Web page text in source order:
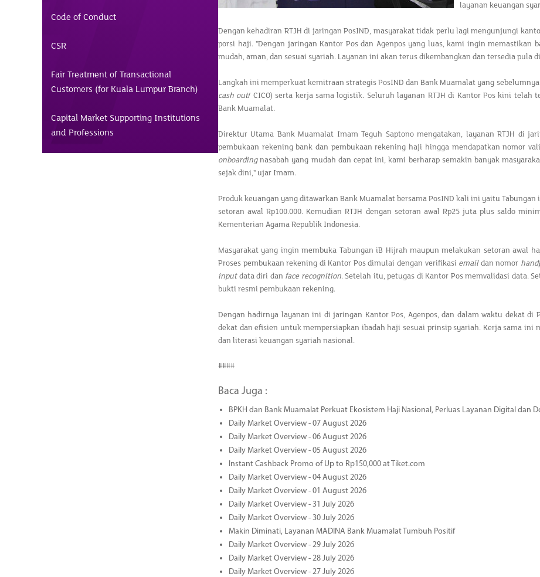
Code of Conduct
CSR
Fair Treatment of Transactional
Customers (for Kuala Lumpur Branch)
Capital Market Supporting Institutions
and Professions
layanan keuangan
Dengan kehadiran RTJH di jaringan PosIND, masyarakat tidak perlu lagi mengunjungi
porsi haji. "Dengan jaringan Kantor Pos dan Agenpos yang luas, kami ingin memastikan
mudah, aman, dan sesuai syariah. Layanan ini akan terus dikembangkan dan tersedia pula
Langkah ini memperkuat kemitraan strategis PosIND dan Bank Muamalat yang
cash out/ CICO) serta kerja sama logistik. Seluruh layanan RTJH di Kantor Pos kini
Bank Muamalat.
Direktur Utama Bank Muamalat Imam Teguh Saptono mengatakan, layanan RTJH di
pembukaan rekening bank dan pembukaan rekening haji hingga mendapatkan nomor
onboardingnasabah yang mudah dan cepat ini, kami berharap semakin banyak
sejak dini," ujar Imam.
Produk keuangan yang ditawarkan Bank Muamalat bersama PosIND kali ini yaitu
setoran awal Rp100.000. Kemudian RTJH dengan setoran awal Rp25 juta plus saldo
Kementerian Agama Republik Indonesia.
Masyarakat yang ingin membuka Tabungan iB Hijrah maupun melakukan setoran awal
Proses pembukaan rekening di Kantor Pos dimulai dengan verifikasi emaildan nomor
inputdata diri dan face recognition. Setelah itu, petugas di Kantor Pos memvalidasi data.
bukti resmi pembukaan rekening.
Dengan hadirnya layanan ini di jaringan Kantor Pos, Agenpos, dan dalam waktu dekat
dekat dan efisien untuk mempersiapkan ibadah haji sesuai prinsip syariah. Kerja sama
dan literasi keuangan syariah nasional.
####
Baca Juga :
BPKH dan Bank Muamalat Perkuat Ekosistem Haji Nasional, Perluas Layanan Digital dan
Daily Market Overview - 07 August 2026
Daily Market Overview - 06 August 2026
Daily Market Overview - 05 August 2026
Instant Cashback Promo of Up to Rp150,000 at Tiket.com
Daily Market Overview - 04 August 2026
Daily Market Overview - 01 August 2026
Daily Market Overview - 31 July 2026
Daily Market Overview - 30 July 2026
Makin Diminati, Layanan MADINA Bank Muamalat Tumbuh Positif
Daily Market Overview - 29 July 2026
Daily Market Overview - 28 July 2026
Daily Market Overview - 27 July 2026